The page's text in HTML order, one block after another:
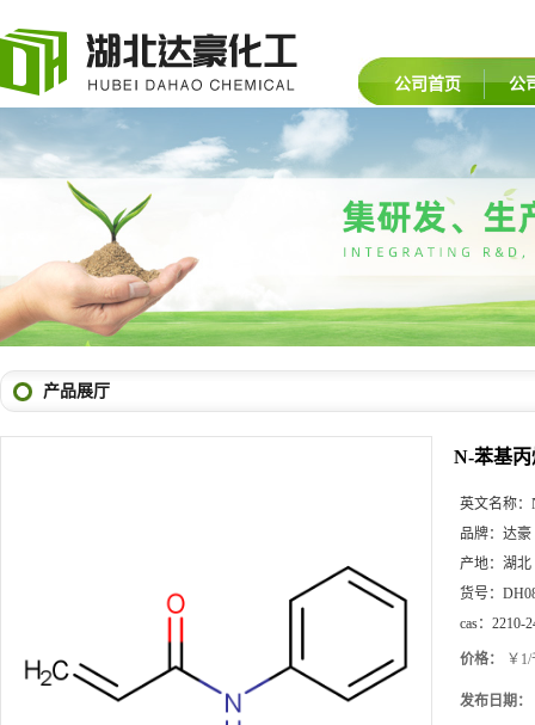
公司首页 公
产品展厅
N-苯基
英文名称：
品牌： 达豪
产地： 湖北
货号：
cas： 2210-
价格： ￥
发布日期：